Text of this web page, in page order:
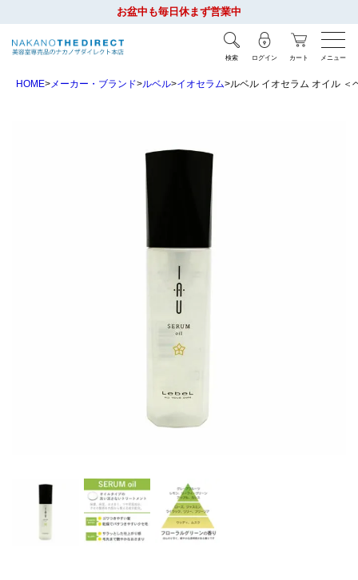
お盆中も毎日休まず営業中
検索 ログイン カート メニュー
HOME メーカー・ブランド ルベル イオセラム ルベル イオセラム オイル